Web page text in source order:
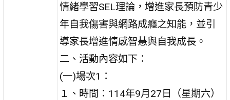
情緒學習SEL理論，增進家長預防青少
年自我傷害與網路成癮之知能，並引
導家長增進情感智慧與自我成長。
二、活動內容如下：
(一)場次1：
１、時間：114年9月27日（星期六）